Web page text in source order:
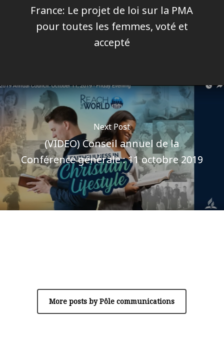
France: Le projet de loi sur la PMA
pour toutes les femmes, voté et
accepté
Next Post
(VIDEO) Conseil annuel de la
Conférence générale : 11 octobre 2019
More posts by Pôle communications